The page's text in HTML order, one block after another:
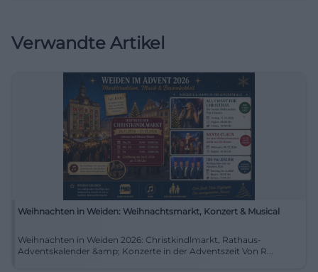
Verwandte Artikel
Weihnachten in Weiden: Weihnachtsmarkt, Konzert & Musical
Weihnachten in Weiden 2026: Christkindlmarkt, Rathaus-
Adventskalender &amp; Konzerte in der Adventszeit Von R...